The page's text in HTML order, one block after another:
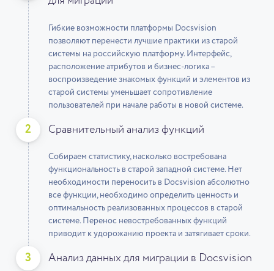
Гибкие возможности платформы Docsvision
позволяют перенести лучшие практики из старой
системы на российскую платформу. Интерфейс,
расположение атрибутов и бизнес-логика –
воспроизведение знакомых функций и элементов из
старой системы уменьшает сопротивление
пользователей при начале работы в новой системе.
2 Сравнительный анализ функций
Собираем статистику, насколько востребована
функциональность в старой западной системе. Нет
необходимости переносить в Docsvision абсолютно
все функции, необходимо определить ценность и
оптимальность реализованных процессов в старой
системе. Перенос невостребованных функций
приводит к удорожанию проекта и затягивает сроки.
3 Анализ данных для миграции в Docsvision